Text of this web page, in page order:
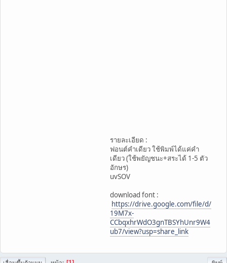
รายละเอียด :
ฟอนต์คำเดียว ใช้พิมพ์ได้แค่คำ
เดียว (ใช้พยัญชนะ+สระได้ 1-5 ตัว
อักษร)
uvSOV
download font :
https://drive.google.com/file/d/
19M7x-
CCbqxhrWdO3gnTBSYhUnr9W4
ub7/view?usp=share_link